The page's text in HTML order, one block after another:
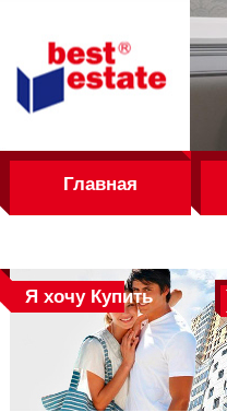
best
estate
Главная
Я хочуКупить